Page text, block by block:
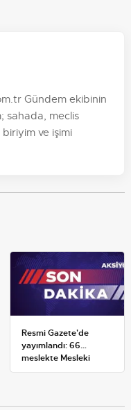
Gündem ekibinin
sahada, meclis
ve işimi
Resmi Gazete'de
yayımlandı: 66
meslekte Mesleki
Yeterlilik Belgesi